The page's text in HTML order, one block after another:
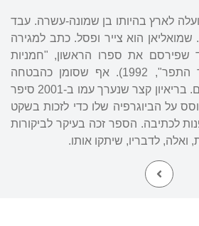
לארץ בהיותו בן שמונה-עשרה. עבד
הוא צייר ופסל. כתב למגירה
את ספרו הראשון, "חמניות
מוכות ירח" (כתר, "צד התפר", 1992). אף שסומן כהבטחה
ספרותית לא שב לפרסם. בריאיון קצר שנערך עמו ב-2001 סיפר
על הביוגרפיה שלו כדי לזכות בשקט
לכתיבה. הספר זכה בעיקר לביקורות
ואלה, לדבריו, שיתקו אותו.